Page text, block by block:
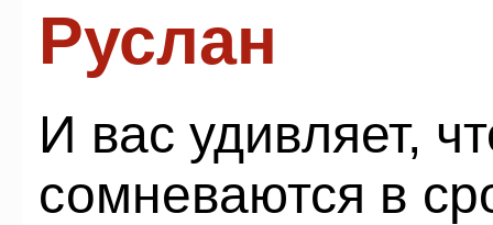
Руслан
И вас удивляет,
сомневаются в